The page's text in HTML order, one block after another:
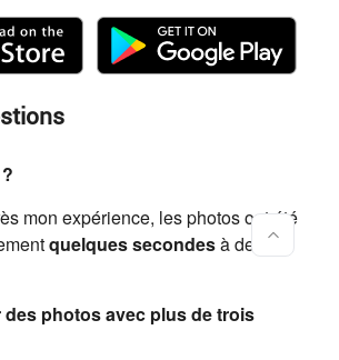
mon expérience, les photos ont été
quelques secondesà deux
des photos avec plus de trois